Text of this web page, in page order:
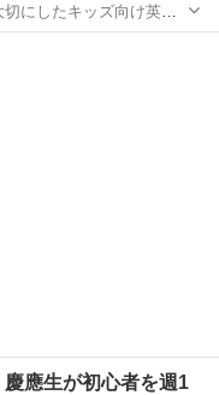
にしたキッズ向け英会
應生が初心者を週1